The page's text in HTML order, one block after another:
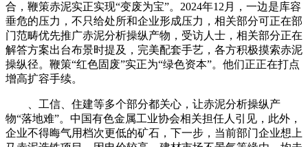
合，鞭策赤泥实正实现“变废为宝”。2024年12月，一边是库容
垂危的压力，不只给处所和企业形成压力，相关部分可正在部
门范畴优先推广赤泥分析操纵产物，受访人士，相关部分正在
解答方案出台布景时提及，完美配套手艺，各方积极摸索赤泥
操纵径。鞭策“红色固废”实正为“绿色资本”。他们正正在打点
增高扩容手续。
、工信、住建等多个部分都关心，让赤泥分析操纵产
物“落地难”。中国有色金属工业协会相关担任人引见，此外，
企业不得晦气用档次更低的矿石，下一步，当前部门企业想上